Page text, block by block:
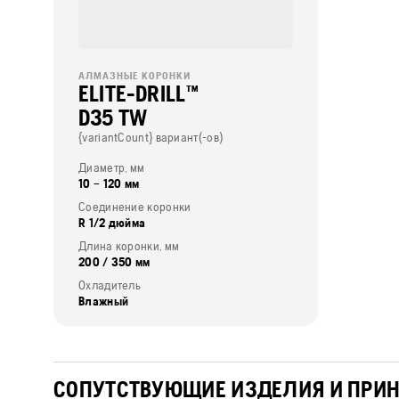
АЛМАЗНЫЕ КОРОНКИ
ELITE-DRILL™
D35 TW
{variantCount} вариант(-ов)
Диаметр, мм
10 – 120 мм
Соединение коронки
R 1/2 дюйма
Длина коронки, мм
200 / 350 мм
Охладитель
Влажный
СОПУТСТВУЮЩИЕ ИЗДЕЛИЯ И